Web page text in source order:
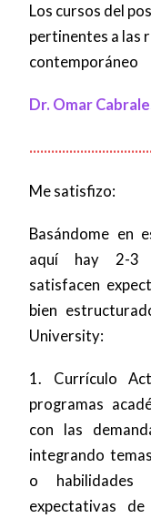
Los cursos del
pertinentes a las
contemporáneo
Dr. Omar
Me satisfizo:
Basándome en
aquí hay 2-3
satisfacen
bien
University:
1. Currículo
programas
con las
integrando
o habilidades
expectativas